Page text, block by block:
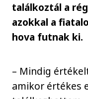
találkoztál a
azokkal a
hova futnak ki.
– Mindig
amikor értékes